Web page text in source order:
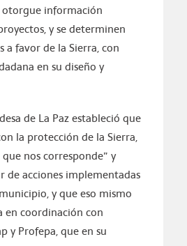
información
y se determinen
a favor de la Sierra, con
en su diseño y
de La Paz estableció que
la protección de la Sierra,
nos corresponde” y
de acciones implementadas
y que eso mismo
en coordinación con
y Profepa, que en su